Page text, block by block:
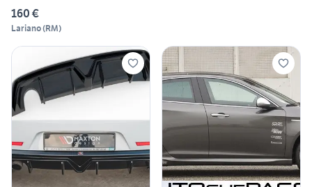
160 €
Lariano(RM)